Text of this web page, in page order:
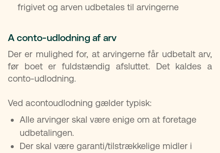
frigivet og arven udbetales til arvingerne
A conto-udlodning af arv
Der er mulighed for, at arvingerne får udbetalt arv,
før boet er fuldstændig afsluttet. Det kaldes a
conto-udlodning.
Ved acontoudlodning gælder typisk:
Alle arvinger skal være enige om at foretage
udbetalingen.
Der skal være garanti/tilstrækkelige midler i